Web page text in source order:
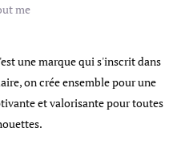
me
une marque qui s'inscrit dans
on crée ensemble pour une
et valorisante pour toutes